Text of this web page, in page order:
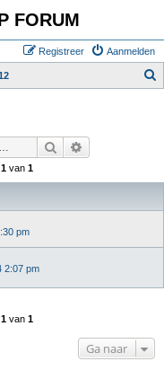
FORUM
Aanmelden
Registreer
Zoek
1van 1
pm
2:07 pm
1van 1
Ga naar